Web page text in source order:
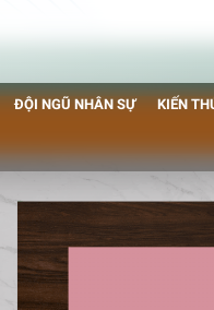
ĐỘI NGŨ NHÂN SỰ KIẾN